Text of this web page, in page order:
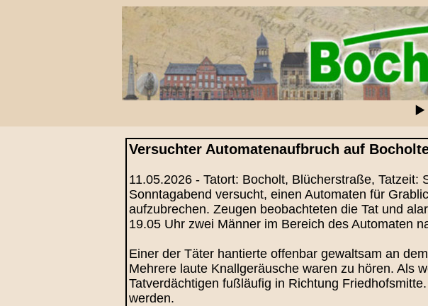
Versuchter Automatenaufbruch auf
11.05.2026 - Tatort: Bocholt, Blücherstraße,
Sonntagabend versucht, einen Automaten für
aufzubrechen. Zeugen beobachteten die Tat und
19.05 Uhr zwei Männer im Bereich des Automaten
Einer der Täter hantierte offenbar gewaltsam an
Mehrere laute Knallgeräusche waren zu hören. Als
Tatverdächtigen fußläufig in Richtung
werden.